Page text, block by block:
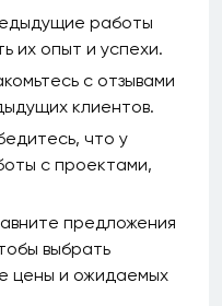
работы
их опыт и успехи.
с отзывами
клиентов.
что у
с проектами,
предложения
выбрать
цены и ожидаемых